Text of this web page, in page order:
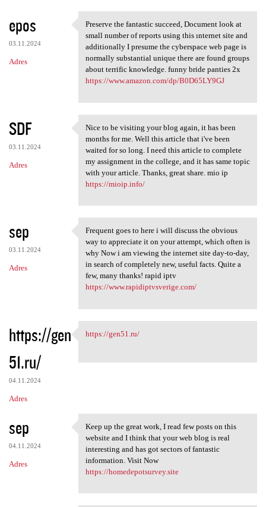
epos
03.11.2024
Adres
Preserve the fantastic
Preserve the fantastic succeed, Document look at
small number of reports using this ınternet site and
additionally I presume the cyberspace web page is
normally substantial unique there are found groups
about terrific knowledge. funny bride panties 2x
https://www.amazon.com/dp/B0D65LY9GJ
SDF
03.11.2024
Adres
Nice to be visiting your blog
Nice to be visiting your blog again, it has been
months for me. Well this article that i've been
waited for so long. I need this article to complete
my assignment in the college, and it has same topic
with your article. Thanks, great share. mio ip
https://mioip.info/
sep
03.11.2024
Adres
Frequent goes to here i will
Frequent goes to here i will discuss the obvious
way to appreciate it on your attempt, which often is
why Now i am viewing the internet site day-to-day,
in search of completely new, useful facts. Quite a
few, many thanks! rapid iptv
https://www.rapidiptvsverige.com/
https://gen
51.ru/
04.11.2024
Adres
https://gen51.ru/
https://gen51.ru/
sep
04.11.2024
Adres
Keep up the great work, I
Keep up the great work, I read few posts on this
website and I think that your web blog is real
interesting and has got sectors of fantastic
information. Visit Now
https://homedepotsurvey.site